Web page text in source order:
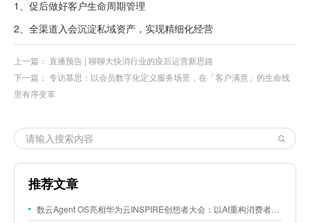
1、促后做好客户生命周期管理
2、全渠道入会沉淀私域资产，实现精细化经营
上一篇： 直播预告 | 聊聊大快消行业的疫后运营新思路
下一篇： 专访慕思：以会员数字化定义服务场景，在「客户满意」的生命线
里有序变革
推荐文章
数云Agent OS亮相华为云INSPIRE创想者大会：以AI重构消费者运营与零售营销新范式